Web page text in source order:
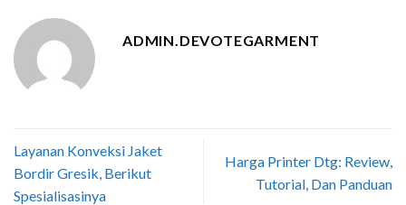
ADMIN.DEVOTEGARMENT
Layanan Konveksi Jaket
Bordir Gresik, Berikut
Spesialisasinya
Harga Printer Dtg: Review,
Tutorial, Dan Panduan